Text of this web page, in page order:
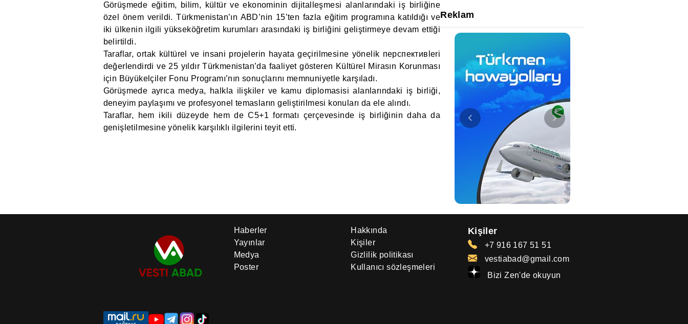
Görüşmede eğitim, bilim, kültür ve ekonominin dijitalleşmesi alanlarındaki iş birliğine
özel önem verildi. Türkmenistan’ın ABD’nin 15’ten fazla eğitim programına katıldığı ve
iki ülkenin ilgili yükseköğretim kurumları arasındaki iş birliğini geliştirmeye devam ettiği
belirtildi.
Taraflar, ortak kültürel ve insani projelerin hayata geçirilmesine yönelik перспективleri
değerlendirdi ve 25 yıldır Türkmenistan’da faaliyet gösteren Kültürel Mirasın Korunması
için Büyükelçiler Fonu Programı’nın sonuçlarını memnuniyetle karşıladı.
Görüşmede ayrıca medya, halkla ilişkiler ve kamu diplomasisi alanlarındaki iş birliği,
deneyim paylaşımı ve profesyonel temasların geliştirilmesi konuları da ele alındı.
Taraflar, hem ikili düzeyde hem de C5+1 formatı çerçevesinde iş birliğinin daha da
genişletilmesine yönelik karşılıklı ilgilerini teyit etti.
Reklam
Haberler
Yayınlar
Medya
Poster
Hakkında
Kişiler
Gizlilik politikası
Kullanıcı sözleşmeleri
Kişiler
+7 916 167 51 51
vestiabad@gmail.com
Bizi Zen'de okuyun